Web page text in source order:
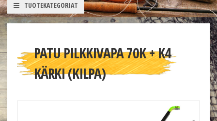
TUOTEKATEGORIAT
PATU PILKKIVAPA 70K + K4
KÄRKI (KILPA)